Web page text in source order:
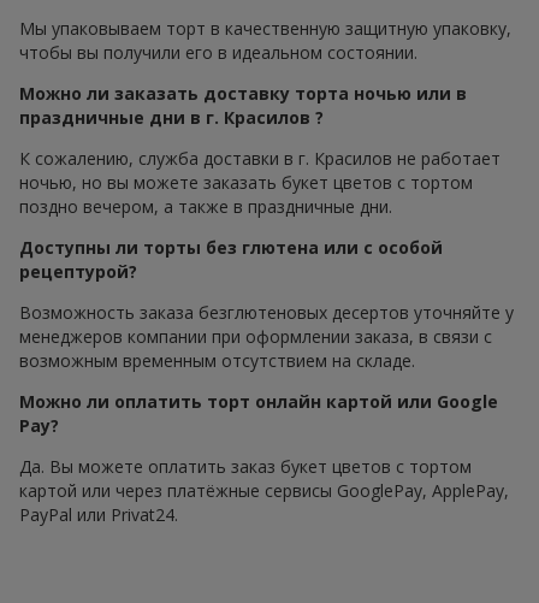
Мы упаковываем торт в качественную защитную упаковку,
чтобы вы получили его в идеальном состоянии.
Можно ли заказать доставку торта ночью или в
праздничные дни в г. Красилов ?
К сожалению, служба доставки в г. Красилов не работает
ночью, но вы можете заказать букет цветов с тортом
поздно вечером, а также в праздничные дни.
Доступны ли торты без глютена или с особой
рецептурой?
Возможность заказа безглютеновых десертов уточняйте у
менеджеров компании при оформлении заказа, в связи с
возможным временным отсутствием на складе.
Можно ли оплатить торт онлайн картой или Google
Pay?
Да. Вы можете оплатить заказ букет цветов с тортом
картой или через платёжные сервисы GooglePay, ApplePay,
PayPal или Privat24.